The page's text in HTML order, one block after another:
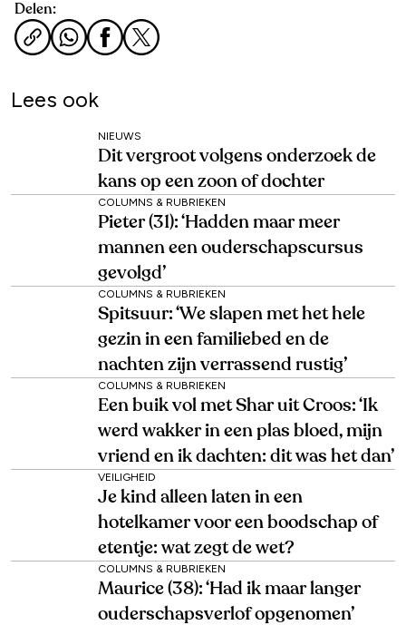
Delen:
Lees ook
NIEUWS
Dit vergroot volgens onderzoek de
kans op een zoon of dochter
COLUMNS & RUBRIEKEN
Pieter (31): ‘Hadden maar meer
mannen een ouderschapscursus
gevolgd’
COLUMNS & RUBRIEKEN
Spitsuur: ‘We slapen met het hele
gezin in een familiebed en de
nachten zijn verrassend rustig’
COLUMNS & RUBRIEKEN
Een buik vol met Shar uit Croos: ‘Ik
werd wakker in een plas bloed, mijn
vriend en ik dachten: dit was het dan’
VEILIGHEID
Je kind alleen laten in een
hotelkamer voor een boodschap of
etentje: wat zegt de wet?
COLUMNS & RUBRIEKEN
Maurice (38): ‘Had ik maar langer
ouderschapsverlof opgenomen’